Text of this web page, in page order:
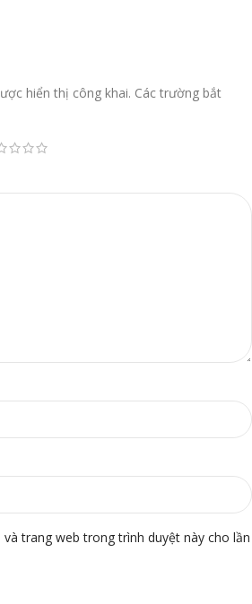
hiển thị công khai. Các trường bắt
trang web trong trình duyệt này cho lần